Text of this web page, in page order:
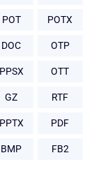
POT POTX
DOC OTP
PPSX OTT
GZ RTF
PPTX PDF
BMP FB2